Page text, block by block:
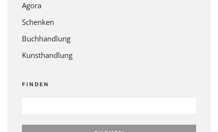
Agora
Schenken
Buchhandlung
Kunsthandlung
FINDEN
NACH: